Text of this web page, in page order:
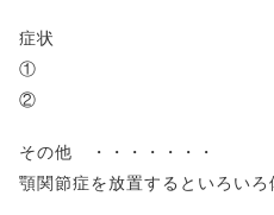
症状
①
②
その他 ・・・・・・・
顎関節症を放置するといろい